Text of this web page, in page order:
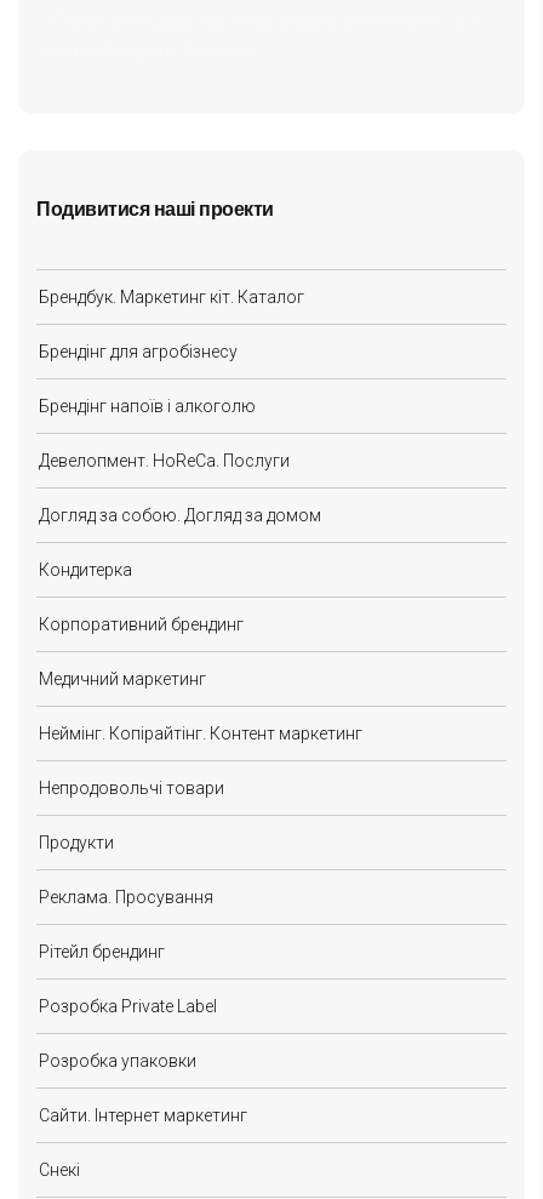
Подивитися наші проекти
Брендбук. Маркетинг кіт. Каталог
Брендінг для агробізнесу
Брендінг напоїв і алкоголю
Девелопмент. HoReCa. Послуги
Догляд за собою. Догляд за домом
Кондитерка
Корпоративний брендинг
Медичний маркетинг
Неймінг. Копірайтінг. Контент маркетинг
Непродовольчі товари
Продукти
Реклама. Просування
Рітейл брендинг
Розробка Private Label
Розробка упаковки
Сайти. Інтернет маркетинг
Снекі